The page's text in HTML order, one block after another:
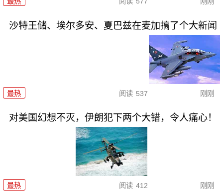
沙特王储、埃尔多安、夏巴兹在麦加搞了个大新闻
最热 阅读 537 刚刚
对美国幻想不灭，伊朗犯下两个大错，令人痛心！
最热 阅读 412 刚刚